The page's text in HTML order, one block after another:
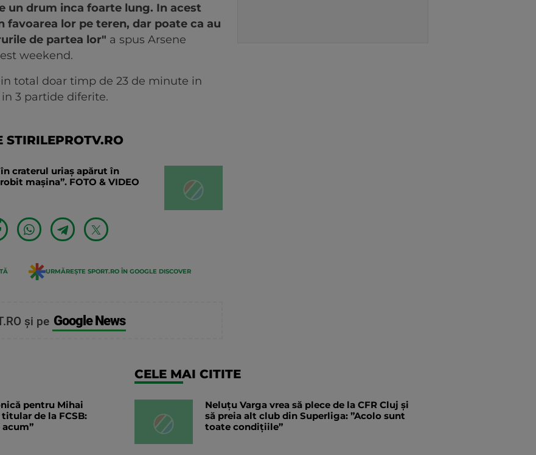
un drum inca foarte lung. In acest
lor pe teren, dar poate ca au
de partea lor" a spus Arsene
weekend.
total doar timp de 23 de minute in
3 partide diferite.
STIRILEPROTV.RO
craterul uriaș apărut în
mașina”. FOTO & VIDEO
URMĂREȘTE SPORT.RO ÎN GOOGLE DISCOVER
și pe Google News
pentru Mihai
de la FCSB:
acum”
CELE MAI CITITE
Neluțu Varga vrea să plece de la CFR Cluj și
să preia alt club din Superliga: ”Acolo sunt
toate condițiile”